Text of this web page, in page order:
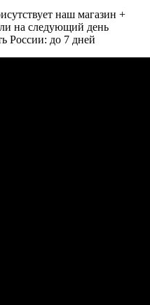
наш магазин +
на следующий день
России: до 7 дней